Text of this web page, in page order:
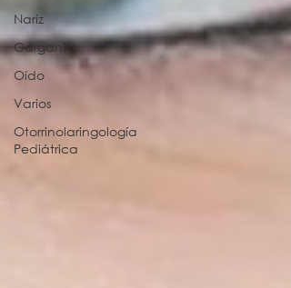
Nariz
Garganta
Oído
Varios
Otorrinolaringología
Pediátrica